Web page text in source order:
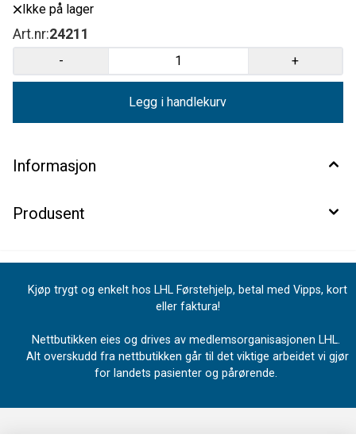
Ikke på lager
Art.nr:24211
- +
Legg i handlekurv
Informasjon
Produsent
Kjøp trygt og enkelt hos LHL Førstehjelp, betal med Vipps, kort
eller faktura!
Nettbutikken eies og drives av medlemsorganisasjonen LHL.
Alt overskudd fra nettbutikken går til det viktige arbeidet vi gjør
for landets pasienter og pårørende.